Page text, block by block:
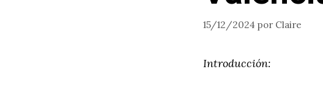
15/12/2024 por Claire
Introducción: